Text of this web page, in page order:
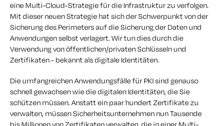
eine Multi-Cloud-Strategie für die Infrastruktur zu verfolgen.
Mit dieser neuen Strategie hat sich der Schwerpunkt von der
Sicherung des Perimeters auf die Sicherung der Daten und
Anwendungen selbst verlagert. Wir tun dies durch die
Verwendung von öffentlichen/privaten Schlüsseln und
Zertifikaten - bekannt als digitale Identitäten.
Die umfangreichen Anwendungsfälle für PKI sind genauso
schnell gewachsen wie die digitalen Identitäten, die Sie
schützen müssen. Anstatt ein paar hundert Zertifikate zu
verwalten, müssen Sicherheitsunternehmen nun Tausende